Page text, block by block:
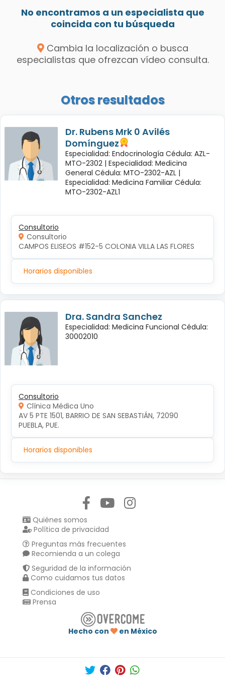
No encontramos a un especialista que
coincida con tu búsqueda
Cambia la localización o busca
especialistas que ofrezcan vídeo consulta.
Otros resultados
Dr. Rubens Mrk 0 Avilés
Domínguez
Especialidad: Endocrinología Cédula: AZL-
MTO-2302 | Especialidad: Medicina
General Cédula: MTO-2302-AZL |
Especialidad: Medicina Familiar Cédula:
MTO-2302-AZL1
Consultorio
Consultorio
CAMPOS ELISEOS #152-5 COLONIA VILLA LAS FLORES
Horarios disponibles
Dra. Sandra Sanchez
Especialidad: Medicina Funcional Cédula:
30002010
Consultorio
Clínica Médica Uno
AV 5 PTE 1501, BARRIO DE SAN SEBASTIÁN, 72090
PUEBLA, PUE.
Horarios disponibles
Quiénes somos
Política de privacidad
Preguntas más frecuentes
Recomienda a un colega
Seguridad de la información
Como cuidamos tus datos
Condiciones de uso
Prensa
Hecho con
en México